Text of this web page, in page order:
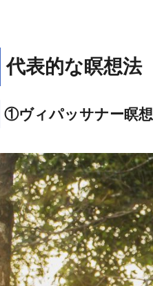
代表的な瞑想法
①ヴィパッサナー瞑想